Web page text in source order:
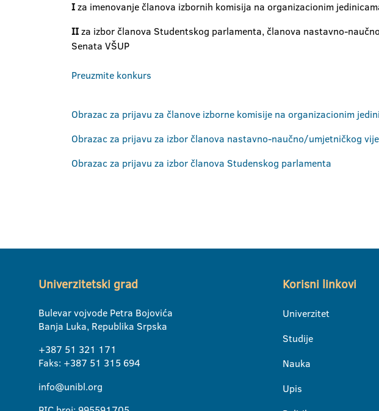
Iza imenovanje članova izbornih komisija na organizacionim
IIza izbor članova Studentskog parlamenta, članova nastavno-
Senata VŠUP
Preuzmite konkurs
Obrazac za prijavu za članove izborne komisije na organizacionim
Obrazac za prijavu za izbor članova nastavno-naučno/umjetničkog
Obrazac za prijavu za izbor članova Studenskog parlamenta
Univerzitetski grad
Bulevar vojvode Petra Bojovića
Banja Luka, Republika Srpska
+387 51 321 171
Faks: +387 51 315 694
info@unibl.org
Korisni linkovi
Univerzitet
Studije
Nauka
Upis